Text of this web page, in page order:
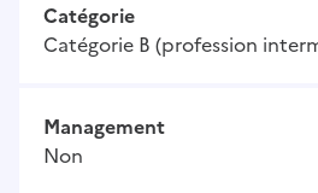
Catégorie
Catégorie B (profession
Management
Non